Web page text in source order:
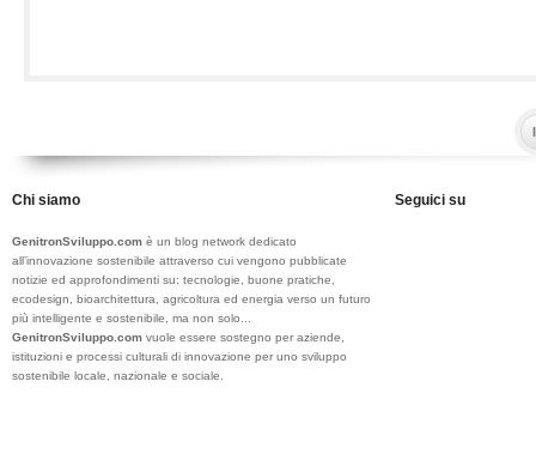
Chi siamo
GenitronSviluppo.com è un blog network dedicato
all’innovazione sostenibile attraverso cui vengono pubblicate
notizie ed approfondimenti su: tecnologie, buone pratiche,
ecodesign, bioarchitettura, agricoltura ed energia verso un futuro
più intelligente e sostenibile, ma non solo...
GenitronSviluppo.com vuole essere sostegno per aziende,
istituzioni e processi culturali di innovazione per uno sviluppo
sostenibile locale, nazionale e sociale.
Seguici su